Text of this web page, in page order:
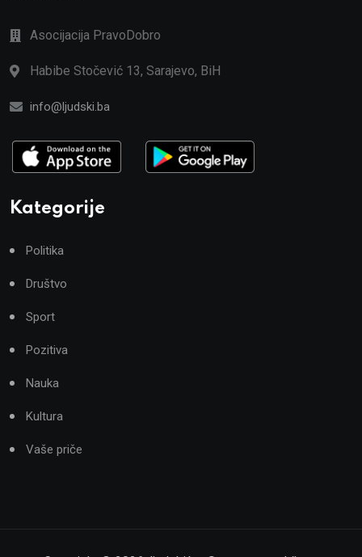
Asocijacija PravoDobro
Habibe Stočević 13, Sarajevo, BiH
info@ljudski.ba
Kategorije
Politika
Društvo
Sport
Pozitiva
Nauka
Kultura
Vaše priče